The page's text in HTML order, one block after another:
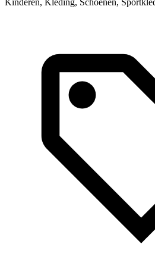
Kinderen, Kleding, Schoenen,